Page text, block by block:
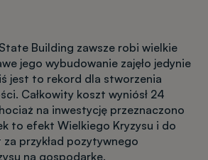
Building zawsze robi wielkie
jego wybudowanie zajęło jedynie
jest to rekord dla stworzenia
Całkowity koszt wyniósł 24
na inwestycję przeznaczono
to efekt Wielkiego Kryzysu i do
przykład pozytywnego
na gospodarkę.